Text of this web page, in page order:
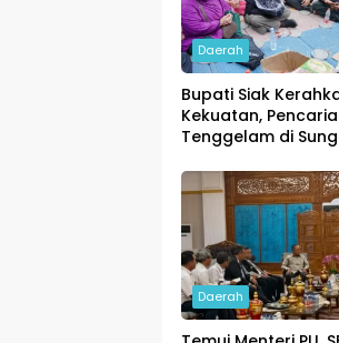
Daerah
Bupati Siak
Kekuatan,
Tenggelam di
Daerah